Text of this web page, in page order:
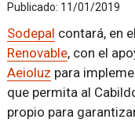
Publicado: 11/01/2019
Sodepal contará, en
Renovable, con el
Aeioluz para
que permita al
propio para